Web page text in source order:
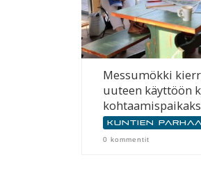
Messumökki
uuteen käyttöön
Kuntien
0 kommentit